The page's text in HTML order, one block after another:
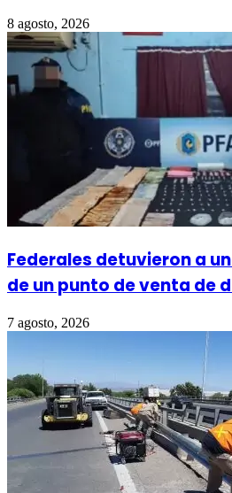
8 agosto, 2026
Federales detuvieron a
de un punto de venta de
7 agosto, 2026